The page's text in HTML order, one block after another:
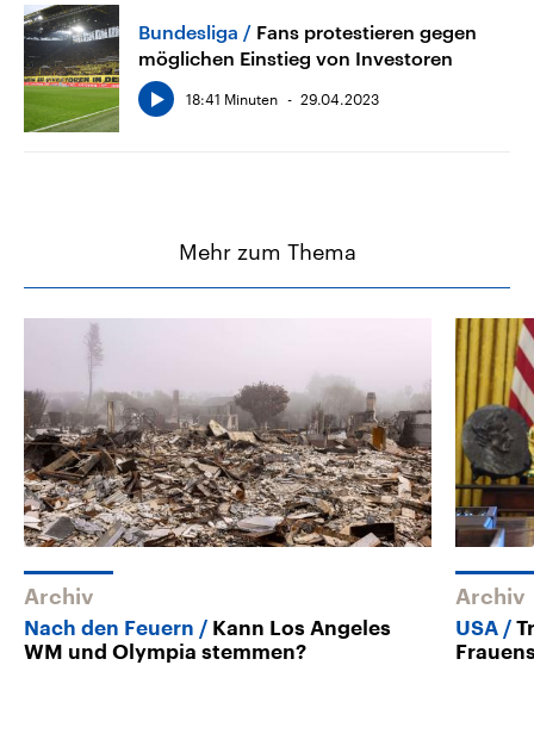
Bundesliga
Fans protestieren gegen
möglichen Einstieg von Investoren
18:41 Minuten 29.04.2023
Mehr zum Thema
Archiv
Nach den Feuern
Kann Los Angeles
WM und Olympia stemmen?
Archiv
USA